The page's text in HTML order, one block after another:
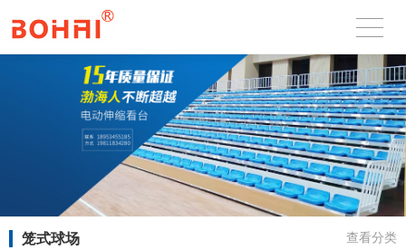
笼式球场 查看分类